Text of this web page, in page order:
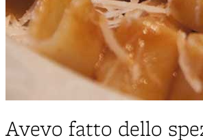
Avevo fatto dello